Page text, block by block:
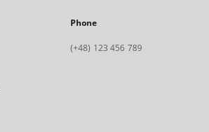
Phone
(+48) 123 456 789